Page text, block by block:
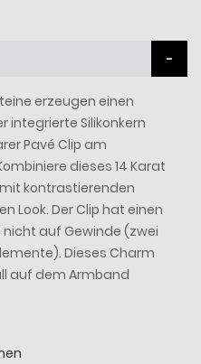
erzeugen einen
integrierte Silikonkern
Pavé Clip am
dieses 14 Karat
kontrastierenden
Look. Der Clip hat einen
auf Gewinde (zwei
Dieses Charm
auf dem Armband